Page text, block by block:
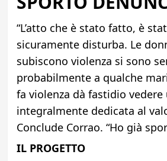
“L’atto che è stato fatto, è
sicuramente disturba. Le
subiscono violenza si sono
probabilmente a qualche
fa violenza dà fastidio vedere
integralmente dedicata al
Conclude Corrao. “Ho già
IL PROGETTO